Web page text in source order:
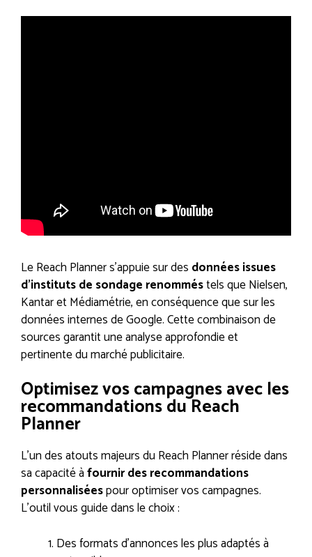
Le Reach Planner s’appuie sur des données issues
d’instituts de sondage renomméstels que Nielsen,
Kantar et Médiamétrie, en conséquence que sur les
données internes de Google. Cette combinaison de
sources garantit une analyse approfondie et
pertinente du marché publicitaire.
Optimisez vos campagnes avec les
recommandations du Reach
Planner
L’un des atouts majeurs du Reach Planner réside dans
sa capacité àfournir des recommandations
personnaliséespour optimiser vos campagnes.
L’outil vous guide dans le choix :
Des formats d’annonces les plus adaptés à